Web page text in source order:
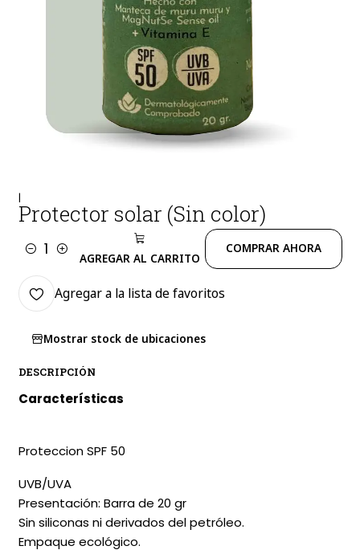
|
Protector solar (Sin color)
Cantidad AGREGAR AL CARRITO
COMPRAR AHORA
Agregar a la lista de favoritos
Mostrar stock de ubicaciones
DESCRIPCIÓN
Características
Proteccion SPF 50
UVB/UVA
Presentación: Barra de 20 gr
Sin siliconas ni derivados del petróleo.
Empaque ecológico.